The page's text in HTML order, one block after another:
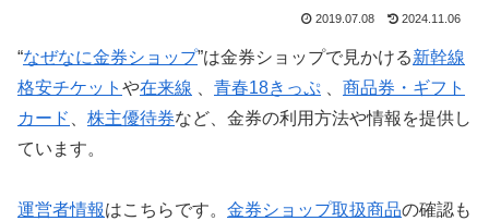
2019.07.08 2024.11.06
“なぜなに金券ショップ”は金券ショップで見かける新幹線
格安チケット や在来線 青春18きっぷ
商品券・ギフト
カード
株主優待券など、金券の利用方法や情報を提供し
ています。
運営者情報はこちらです。 金券ショップ取扱商品の確認も